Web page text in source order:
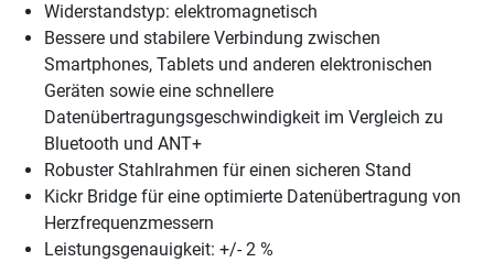
Widerstandstyp: elektromagnetisch
Bessere und stabilere Verbindung zwischen
Smartphones, Tablets und anderen elektronischen
Geräten sowie eine schnellere
Datenübertragungsgeschwindigkeit im Vergleich zu
Bluetooth und ANT+
Robuster Stahlrahmen für einen sicheren Stand
Kickr Bridge für eine optimierte Datenübertragung von
Herzfrequenzmessern
Leistungsgenauigkeit: +/- 2 %